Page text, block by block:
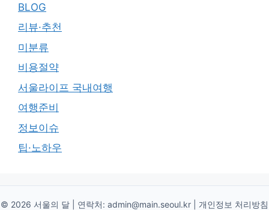
BLOG
리뷰·추천
미분류
비용절약
서울라이프 국내여행
여행준비
정보이슈
팁·노하우
© 2026 서울의 달 | 연락처: admin@main.seoul.kr 개인정보 처리방침